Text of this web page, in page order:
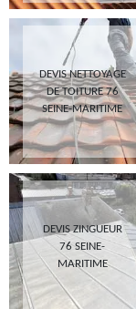
DEVIS NETTOYAGE
DE TOITURE 76
SEINE-MARITIME
DEVIS ZINGUEUR
76 SEINE-
MARITIME